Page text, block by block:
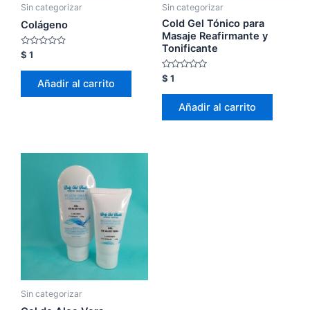
Sin categorizar
Colágeno
Valorado
con
0
$ 1
Añadir al carrito
Sin categorizar
Cold Gel Tónico para
Masaje Reafirmante y
Tonificante
Valorado
con
0
$ 1
Añadir al carrito
Sin categorizar